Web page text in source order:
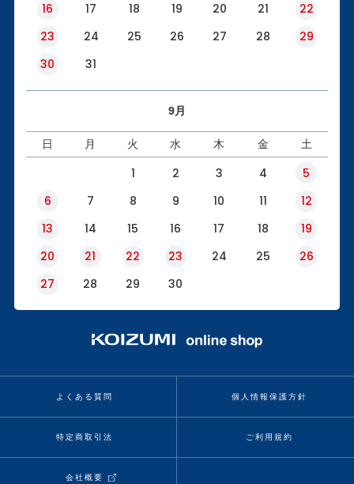
16
17 18 19 20 21
22
23
24 25 26 27 28
29
30
31
9月
日 月 火 水 木 金 土
1 2 3 4
5
6
7 8 9 10 11
12
13
14 15 16 17 18
19
20
21 22 23 24 25
26
27
28 29 30
よくある質問 個人情報保護方針
特定商取引法 ご利用規約
会社概要